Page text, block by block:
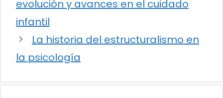
evolución y avances en el cuidado
infantil
La historia del estructuralismo en
la psicología